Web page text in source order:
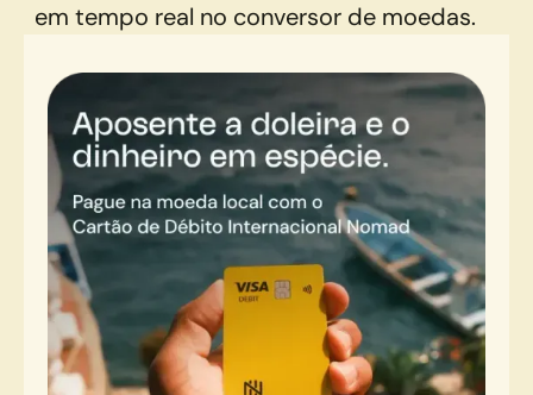
em tempo real no conversor de moedas.